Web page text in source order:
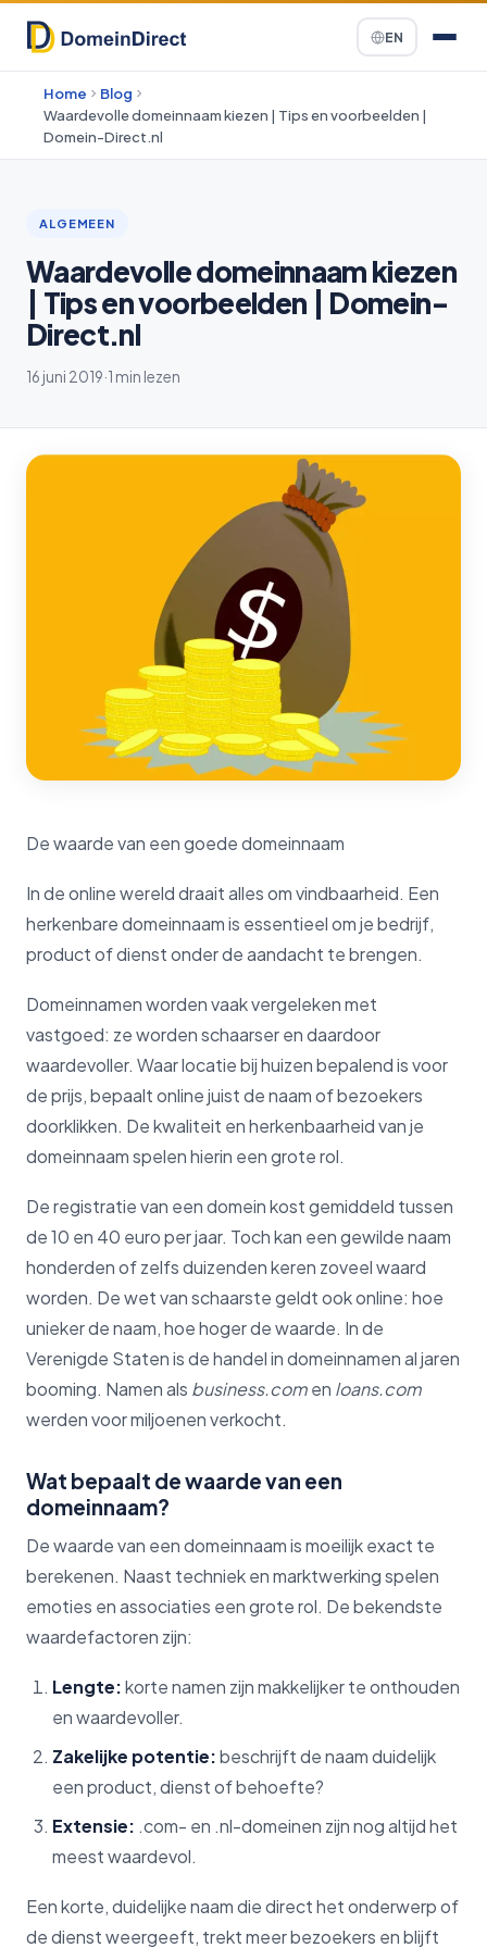
EN
Home
Blog
Waardevolle domeinnaam kiezen | Tips en voorbeelden |
Domein-Direct.nl
ALGEMEEN
Waardevolle domeinnaam kiezen
| Tips en voorbeelden | Domein-
Direct.nl
16 juni 2019·1 min lezen
De waarde van een goede domeinnaam
In de online wereld draait alles om vindbaarheid. Een
herkenbare domeinnaam is essentieel om je bedrijf,
product of dienst onder de aandacht te brengen.
Domeinnamen worden vaak vergeleken met
vastgoed: ze worden schaarser en daardoor
waardevoller. Waar locatie bij huizen bepalend is voor
de prijs, bepaalt online juist de naam of bezoekers
doorklikken. De kwaliteit en herkenbaarheid van je
domeinnaam spelen hierin een grote rol.
De registratie van een domein kost gemiddeld tussen
de 10 en 40 euro per jaar. Toch kan een gewilde naam
honderden of zelfs duizenden keren zoveel waard
worden. De wet van schaarste geldt ook online: hoe
unieker de naam, hoe hoger de waarde. In de
Verenigde Staten is de handel in domeinnamen al jaren
booming. Namen als business.comen loans.com
werden voor miljoenen verkocht.
Wat bepaalt de waarde van een
domeinnaam?
De waarde van een domeinnaam is moeilijk exact te
berekenen. Naast techniek en marktwerking spelen
emoties en associaties een grote rol. De bekendste
waardefactoren zijn:
Lengte:korte namen zijn makkelijker te onthouden
en waardevoller.
Zakelijke potentie:beschrijft de naam duidelijk
een product, dienst of behoefte?
Extensie: .com- en .nl-domeinen zijn nog altijd het
meest waardevol.
Een korte, duidelijke naam die direct het onderwerp of
de dienst weergeeft, trekt meer bezoekers en blijft